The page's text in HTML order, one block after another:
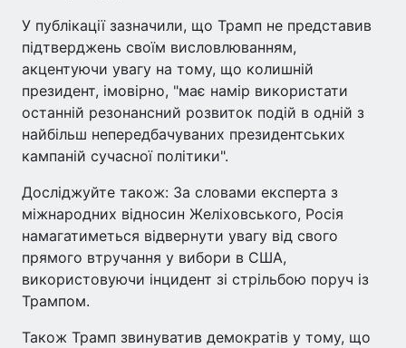
У публікації зазначили, що Трамп не представив
підтверджень своїм висловлюванням,
акцентуючи увагу на тому, що колишній
президент, імовірно, "має намір використати
останній резонансний розвиток подій в одній з
найбільш непередбачуваних президентських
кампаній сучасної політики".
Досліджуйте також: За словами експерта з
міжнародних відносин Желіховського, Росія
намагатиметься відвернути увагу від свого
прямого втручання у вибори в США,
використовуючи інцидент зі стрільбою поруч із
Трампом.
Також Трамп звинуватив демократів у тому, що